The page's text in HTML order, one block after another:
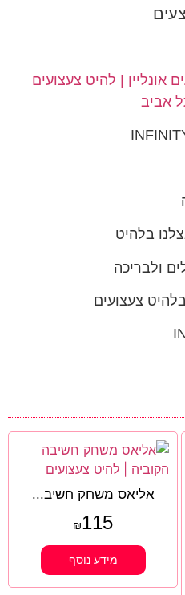
בלהיט
ולבריכה
צעצועים
אליאס משחק חשיב...
₪115
מידע נוסף